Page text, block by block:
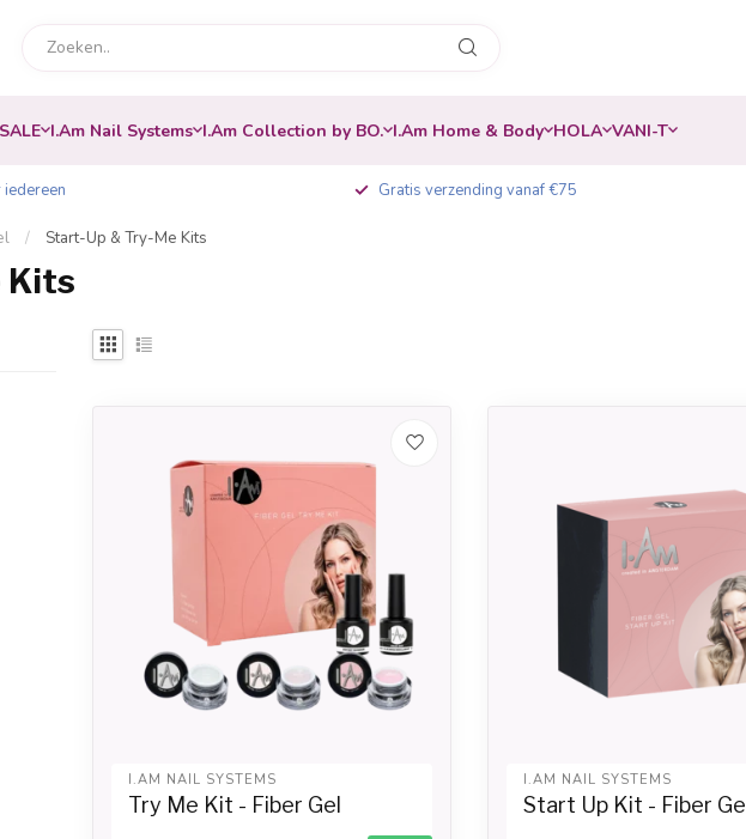
SALE I.Am Nail Systems I.Am Collection by BO. I.Am Home & Body HOLA VANI-T
Gratis verzending vanaf €75
/ Start-Up & Try-Me Kits
Kits
I.AM NAIL SYSTEMS
Try Me Kit - Fiber Gel
I.AM NAIL SYSTEMS
Start Up Kit - Fiber Gel